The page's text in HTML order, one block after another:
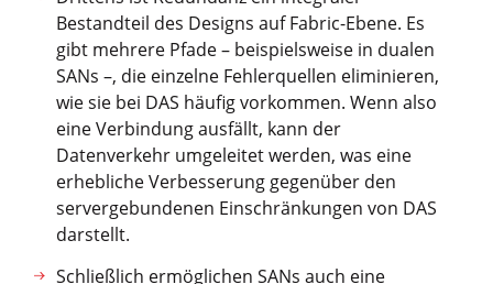
Bestandteil des Designs auf Fabric-Ebene. Es
gibt mehrere Pfade – beispielsweise in dualen
SANs –, die einzelne Fehlerquellen eliminieren,
wie sie bei DAS häufig vorkommen. Wenn also
eine Verbindung ausfällt, kann der
Datenverkehr umgeleitet werden, was eine
erhebliche Verbesserung gegenüber den
servergebundenen Einschränkungen von DAS
darstellt.
Schließlich ermöglichen SANs auch eine